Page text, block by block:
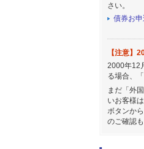
さい。
債券お
【注意】
2000年12
る場合、
まだ「外
いお客様
ボタンか
のご確認